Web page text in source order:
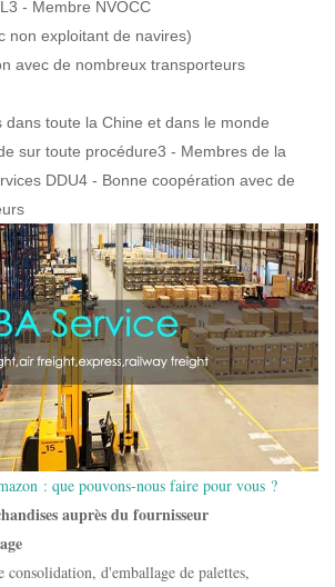
- Membre NVOCC
non exploitant de navires)
avec de nombreux transporteurs
dans toute la Chine et dans le monde
sur toute procédure3 - Membres de la
DDU4 - Bonne coopération avec de
: que pouvons-nous faire pour vous ?
auprès du fournisseur
d'emballage de palettes,